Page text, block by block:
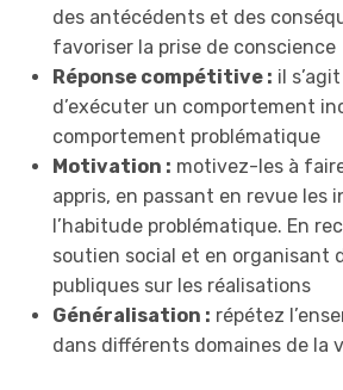
des antécédents et des
favoriser la prise de conscience
Réponse compétitive : il
d’exécuter un comportement
comportement problématique
Motivation : motivez-les à
appris, en passant en revue les
l’habitude problématique. En
soutien social et en organisant
publiques sur les réalisations
Généralisation : répétez
dans différents domaines de la